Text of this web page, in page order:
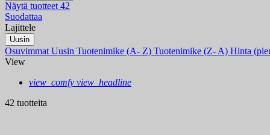
Näytä tuotteet 42
Suodattaa
Lajittele
Uusin
Osuvimmat Uusin Tuotenimike (A- Z) Tuotenimike (Z- A) Hinta
View
view_comfy view_headline
42 tuotteita